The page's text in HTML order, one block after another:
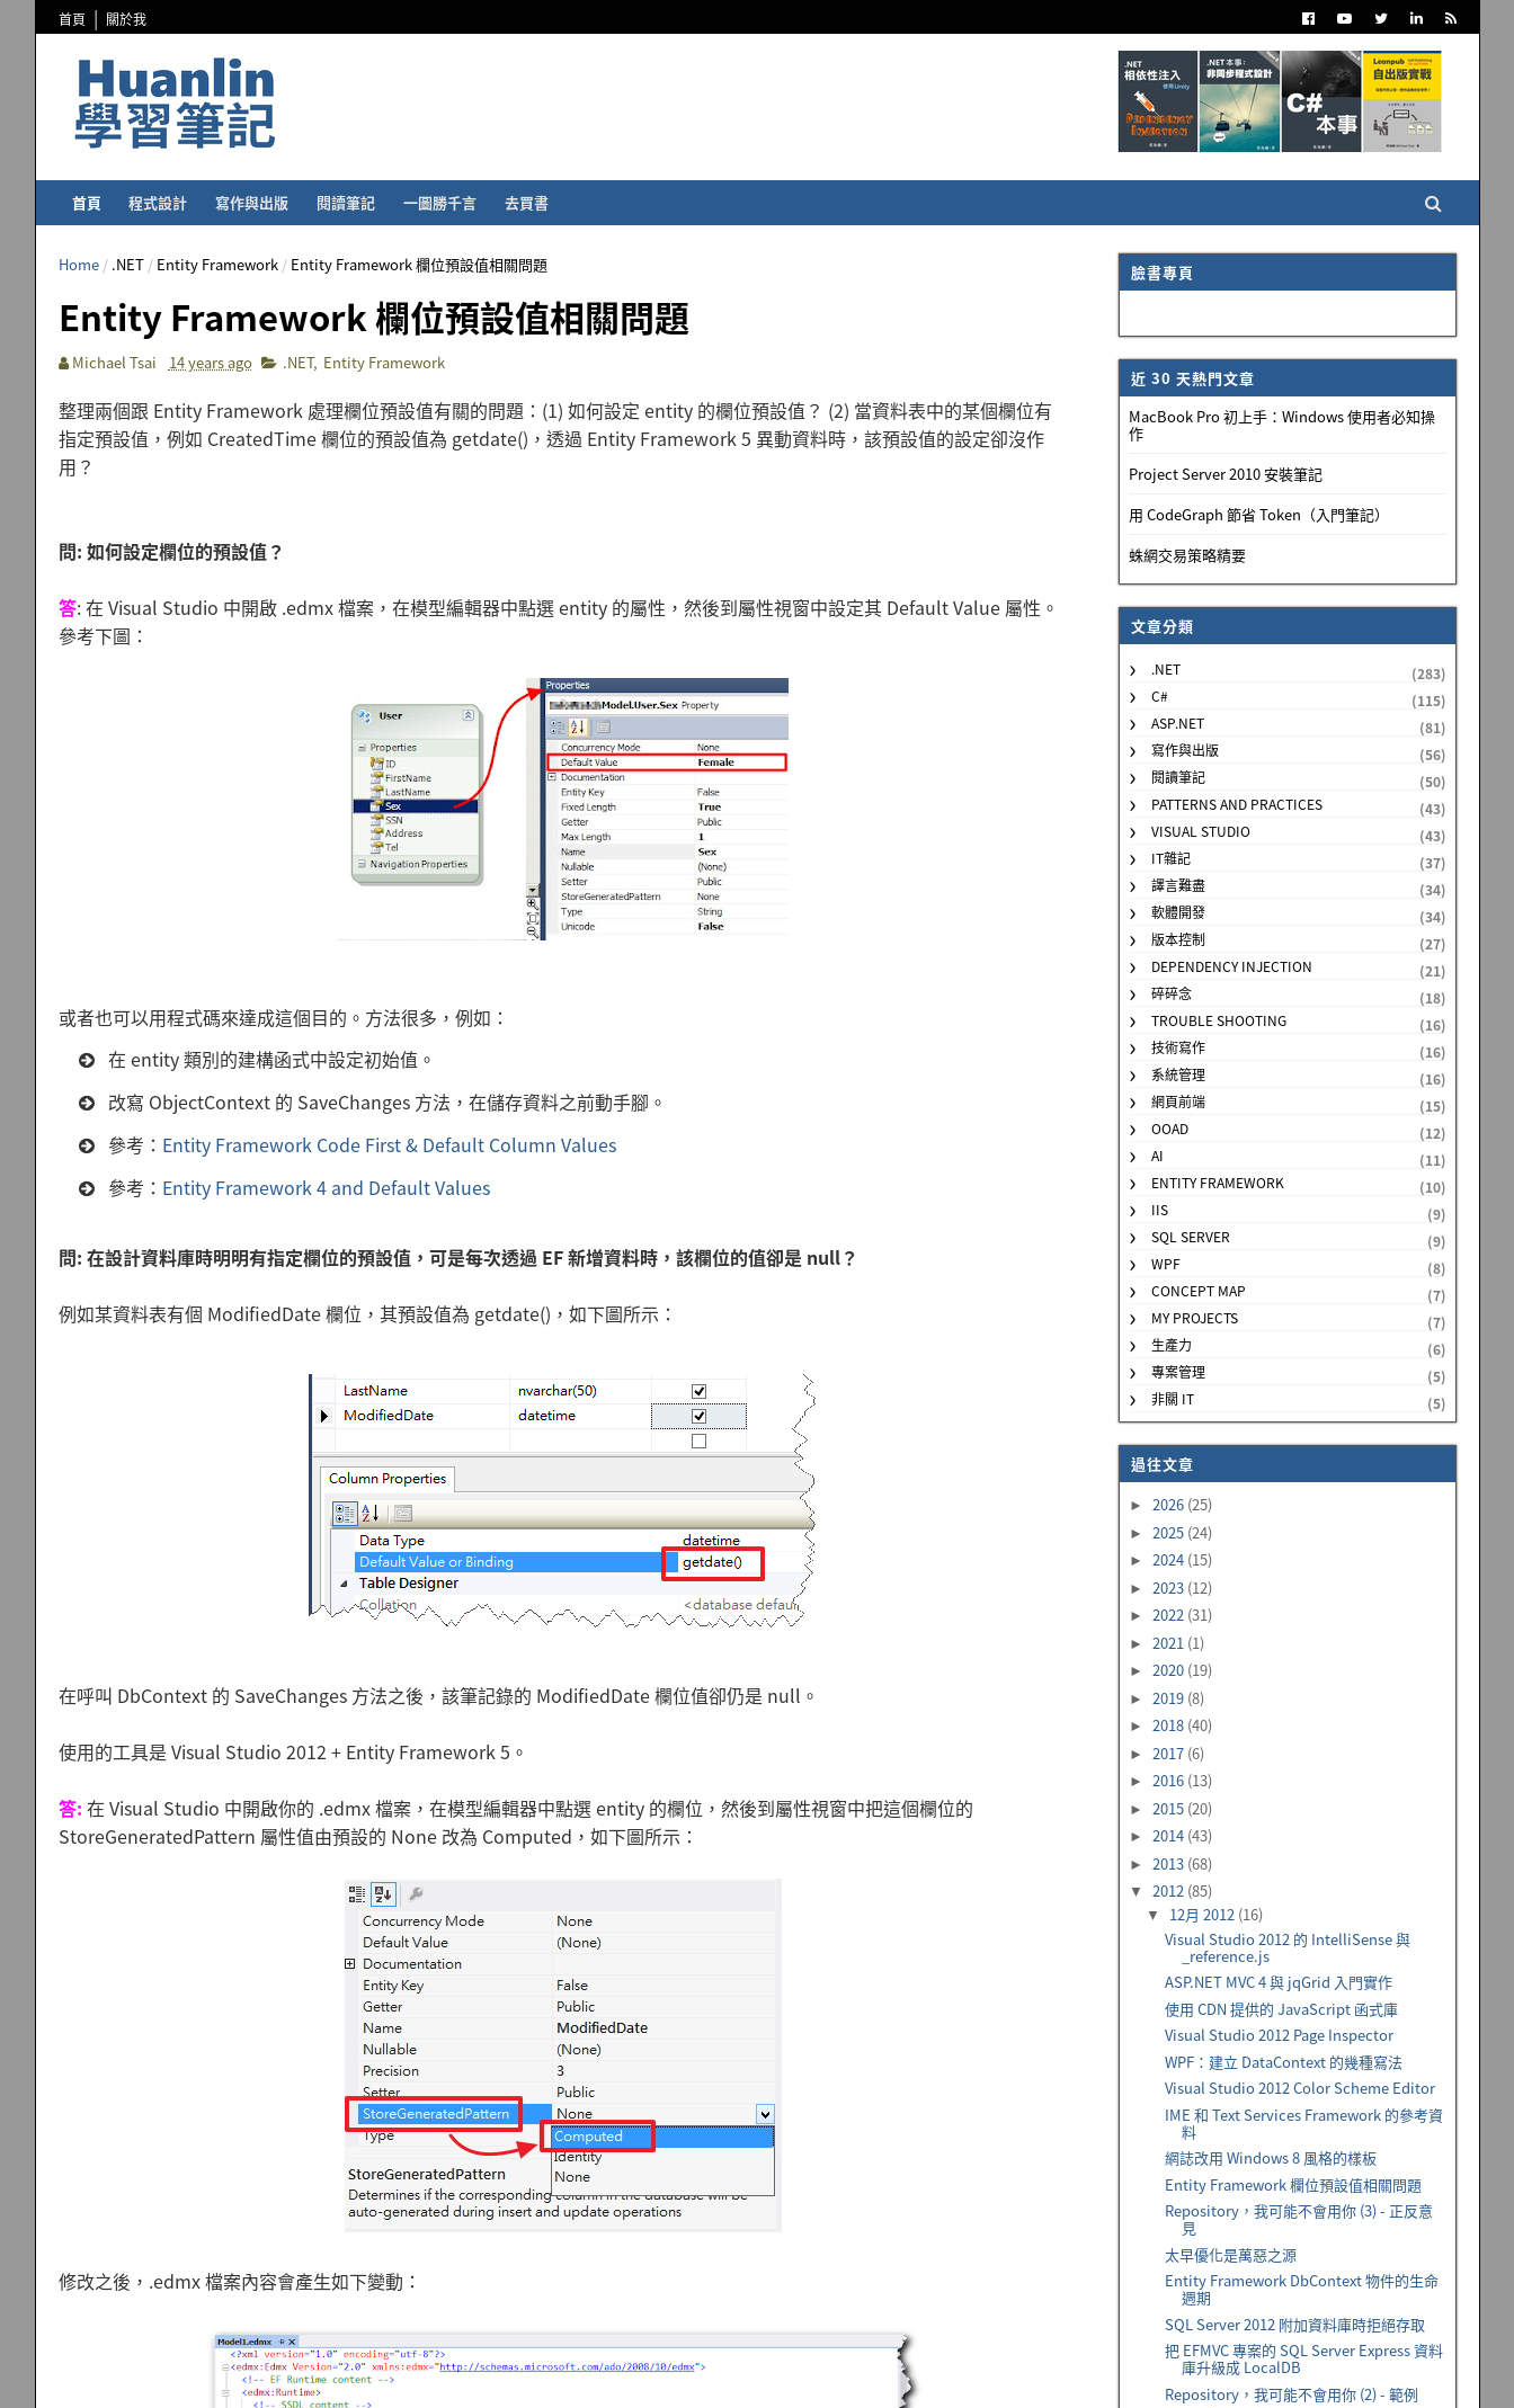
首頁 關於我
首頁 程式設計 寫作與出版 閱讀筆記 一圖勝千言 去買書
Home / .NET / Entity Framework / Entity Framework 欄位預設值相關問題
Entity Framework 欄位預設值相關問題
Michael Tsai 14 years ago .NET, Entity Framework
整理兩個跟 Entity Framework 處理欄位預設值有關的問題：(1) 如何設定 entity 的欄位預設值？ (2) 當資料表中的某個欄位有
指定預設值，例如 CreatedTime 欄位的預設值為 getdate()，透過 Entity Framework 5 異動資料時，該預設值的設定卻沒作
用？
問: 如何設定欄位的預設值？
答: 在 Visual Studio 中開啟 .edmx 檔案，在模型編輯器中點選 entity 的屬性，然後到屬性視窗中設定其 Default Value 屬性。
參考下圖：
或者也可以用程式碼來達成這個目的。方法很多，例如：
在 entity 類別的建構函式中設定初始值。
改寫 ObjectContext 的 SaveChanges 方法，在儲存資料之前動手腳。
參考： Entity Framework Code First & Default Column Values
參考： Entity Framework 4 and Default Values
問: 在設計資料庫時明明有指定欄位的預設值，可是每次透過 EF 新增資料時，該欄位的值卻是 null？
例如某資料表有個 ModifiedDate 欄位，其預設值為 getdate()，如下圖所示：
在呼叫 DbContext 的 SaveChanges 方法之後，該筆記錄的 ModifiedDate 欄位值卻仍是 null。
使用的工具是 Visual Studio 2012 + Entity Framework 5。
答: 在 Visual Studio 中開啟你的 .edmx 檔案，在模型編輯器中點選 entity 的欄位，然後到屬性視窗中把這個欄位的
StoreGeneratedPattern 屬性值由預設的 None 改為 Computed，如下圖所示：
修改之後，.edmx 檔案內容會產生如下變動：
臉書專頁
近 30 天熱門文章
MacBook Pro 初上手：Windows 使用者必知操
作
Project Server 2010 安裝筆記
用 CodeGraph 節省 Token（入門筆記）
蛛網交易策略精要
文章分類
.NET
(283)
C#
(115)
ASP.NET
(81)
寫作與出版
(56)
閱讀筆記
(50)
PATTERNS AND PRACTICES
(43)
VISUAL STUDIO
(43)
IT雜記
(37)
譯言難盡
(34)
軟體開發
(34)
版本控制
(27)
DEPENDENCY INJECTION
(21)
碎碎念
(18)
TROUBLE SHOOTING
(16)
技術寫作
(16)
系統管理
(16)
網頁前端
(15)
OOAD
(12)
AI
(11)
ENTITY FRAMEWORK
(10)
IIS
(9)
SQL SERVER
(9)
WPF
(8)
CONCEPT MAP
(7)
MY PROJECTS
(7)
生產力
(6)
專案管理
(5)
非關 IT
(5)
過往文章
► 2026 (25)
► 2025 (24)
► 2024 (15)
► 2023 (12)
► 2022 (31)
► 2021 (1)
► 2020 (19)
► 2019 (8)
► 2018 (40)
► 2017 (6)
► 2016 (13)
► 2015 (20)
► 2014 (43)
► 2013 (68)
▼ 2012 (85)
▼ 12月 2012 (16)
Visual Studio 2012 的 IntelliSense 與
_reference.js
ASP.NET MVC 4 與 jqGrid 入門實作
使用 CDN 提供的 JavaScript 函式庫
Visual Studio 2012 Page Inspector
WPF：建立 DataContext 的幾種寫法
Visual Studio 2012 Color Scheme Editor
IME 和 Text Services Framework 的參考資
料
網誌改用 Windows 8 風格的樣板
Entity Framework 欄位預設值相關問題
Repository，我可能不會用你 (3) - 正反意
見
太早優化是萬惡之源
Entity Framework DbContext 物件的生命
週期
SQL Server 2012 附加資料庫時拒絕存取
把 EFMVC 專案的 SQL Server Express 資料
庫升級成 LocalDB
Repository，我可能不會用你 (2) - 範例